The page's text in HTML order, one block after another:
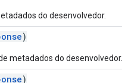
do desenvolvedor.
)
metadados do desenvolvedor.
)